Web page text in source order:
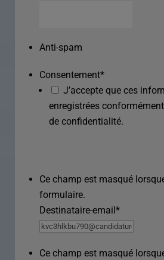
Anti-spam
Consentement*
J’accepte que ces
enregistrées
de confidentialité.
Ce champ est masqué
formulaire.
Destinataire-email*
Ce champ est masqué